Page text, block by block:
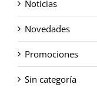
Noticias
Novedades
Promociones
Sin categoría